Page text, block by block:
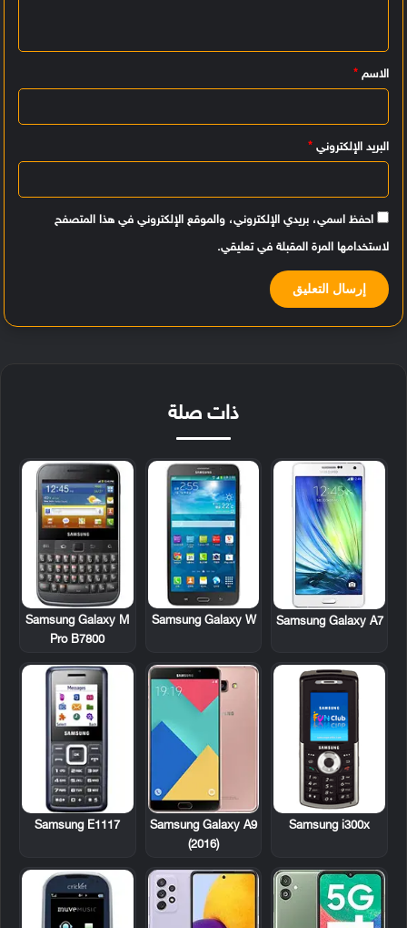
ي
ق
الاسم *
البريد الإلكتروني *
احفظ اسمي، بريدي الإلكتروني، والموقع الإلكتروني في هذا المتصفح
لاستخدامها المرة المقبلة في تعليقي.
ذات صلة
Samsung Galaxy A7
Samsung Galaxy W
Samsung Galaxy M
Pro B7800
Samsung i300x
Samsung Galaxy A9
(2016)
Samsung E1117